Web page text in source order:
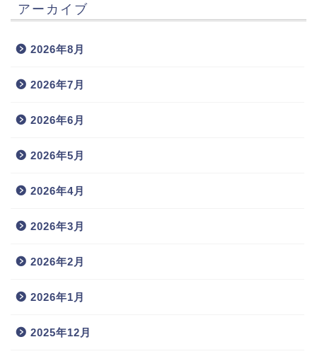
アーカイブ
2026年8月
2026年7月
2026年6月
2026年5月
2026年4月
2026年3月
2026年2月
2026年1月
2025年12月